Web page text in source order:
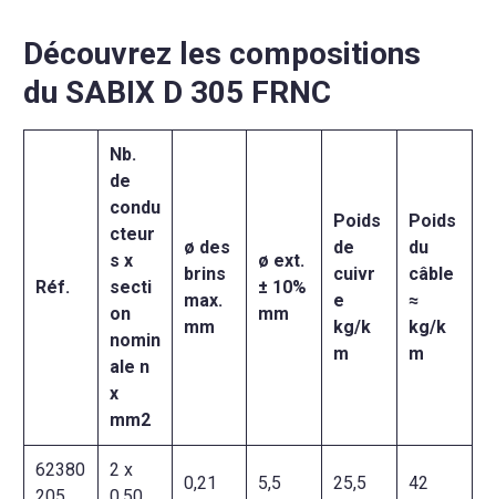
Découvrez les compositions
du SABIX D 305 FRNC
Réf.
Nb.
de
condu
cteur
s x
secti
on
nomin
ale n
x
mm2
ø des
brins
max.
mm
ø ext.
± 10%
mm
Poids
de
cuivr
e
kg/k
m
Poids
du
câble
≈
kg/k
m
62380
2 x
0,21 5,5 25,5 42